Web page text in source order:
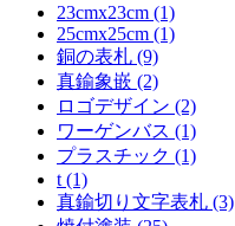
23cmx23cm (1)
25cmx25cm (1)
銅の表札 (9)
真鍮象嵌 (2)
ロゴデザイン (2)
ワーゲンバス (1)
プラスチック (1)
t (1)
真鍮切り文字表札 (3)